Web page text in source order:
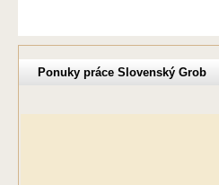
Ponuky práce Slovenský Grob